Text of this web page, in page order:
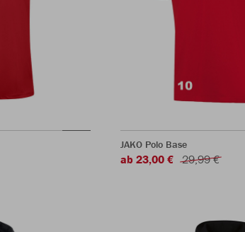
JAKO Polo Base
ab 23,00 € 29,99 €